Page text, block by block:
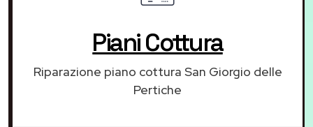
Piani Cottura
Riparazione piano cottura San Giorgio delle
Pertiche